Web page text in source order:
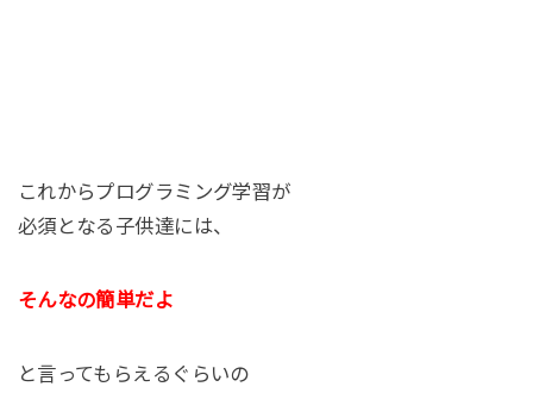
これからプログラミング学習が
必須となる子供達には、
そんなの簡単だよ
と言ってもらえるぐらいの